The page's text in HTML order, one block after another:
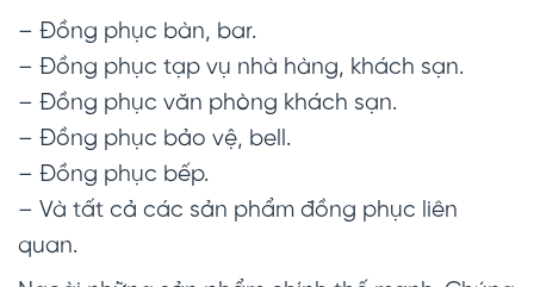
– Đồng phục bàn, bar.
– Đồng phục tạp vụ nhà hàng, khách sạn.
– Đồng phục văn phòng khách sạn.
– Đồng phục bảo vệ, bell.
– Đồng phục bếp.
– Và tất cả các sản phẩm đồng phục liên
quan.